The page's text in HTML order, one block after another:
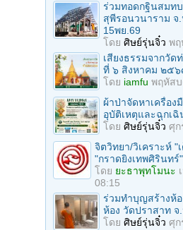
ร่วมทอดกฐินสมท
สุพีรอนวนาราม จ
15พย.69
โดย ศิษย์รุ่นจิ๋ว พฤ
เสียงธรรมจากวั
ที่ ๖ สิงหาคม ๒๕
โดย iamfu พฤหัสบ
ผ้าป่าจัดหาเครื่อง
อุบัติเหตุและฉุกเฉิ
โดย ศิษย์รุ่นจิ๋ว ศุก
จิตวิทยา/วิเคราะห์ "
"กราดยิงเทพศิรินทร์"
โดย ยะธาพุทโมนะ
08:15
ร่วมทําบุญสร้างห้
ห้อง วัดปราสาท
โดย ศิษย์รุ่นจิ๋ว ศุก